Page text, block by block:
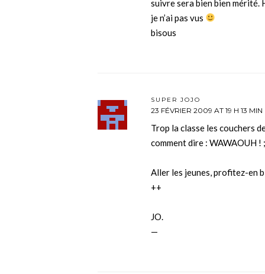
suivre sera bien bien mérité.
je n’ai pas vus
bisous
SUPER JOJO
23 FÉVRIER 2009 AT 19 H 13 MIN
Trop la classe les couchers
comment dire : WAWAOUH !
Aller les jeunes, profitez-en
++
JO.
—